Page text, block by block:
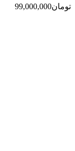
تومان99,000,000